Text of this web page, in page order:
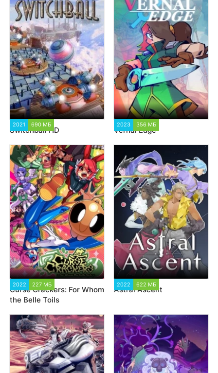
2021 690 МБ
Switchball HD
2023 356 МБ
Vernal Edge
2022 227 МБ
Curse Crackers: For Whom
the Belle Toils
2022 622 МБ
Astral Ascent